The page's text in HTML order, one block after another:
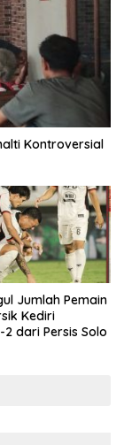
Kontroversial
Jumlah Pemain
Kediri
2 dari Persis Solo